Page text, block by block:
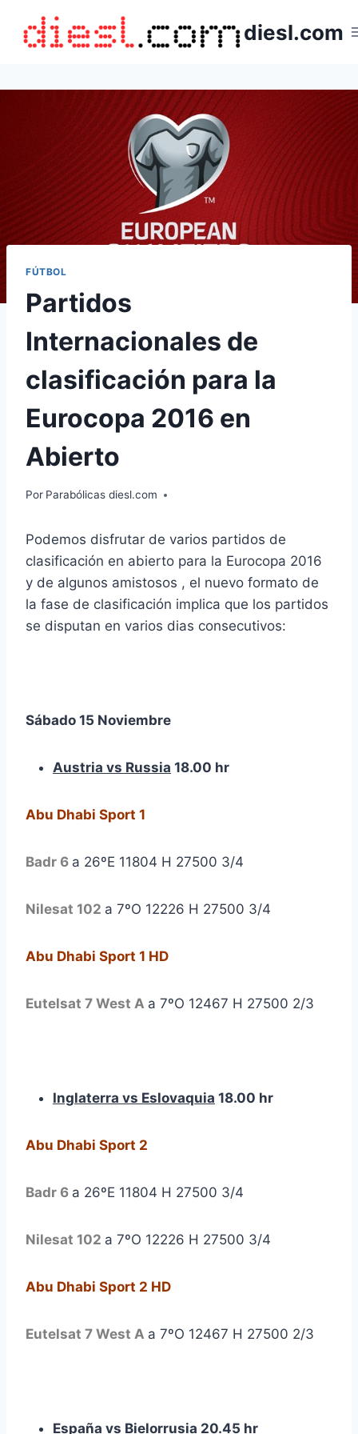
contenido
diesl.com
FÚTBOL
Partidos
Internacionales de
clasificación para la
Eurocopa 2016 en
Abierto
Por Parabólicas diesl.com
Podemos disfrutar de varios partidos de
clasificación en abierto para la Eurocopa 2016
y de algunos amistosos , el nuevo formato de
la fase de clasificación implica que los partidos
se disputan en varios dias consecutivos:
Sábado 15 Noviembre
Austria vs Russia 18.00 hr
Abu Dhabi Sport 1
Badr 6 a 26ºE 11804 H 27500 3/4
Nilesat 102 a 7ºO 12226 H 27500 3/4
Abu Dhabi Sport 1 HD
Eutelsat 7 West A a 7ºO 12467 H 27500 2/3
Inglaterra vs Eslovaquia 18.00 hr
Abu Dhabi Sport 2
Badr 6 a 26ºE 11804 H 27500 3/4
Nilesat 102 a 7ºO 12226 H 27500 3/4
Abu Dhabi Sport 2 HD
Eutelsat 7 West A a 7ºO 12467 H 27500 2/3
España vs Bielorrusia 20.45 hr